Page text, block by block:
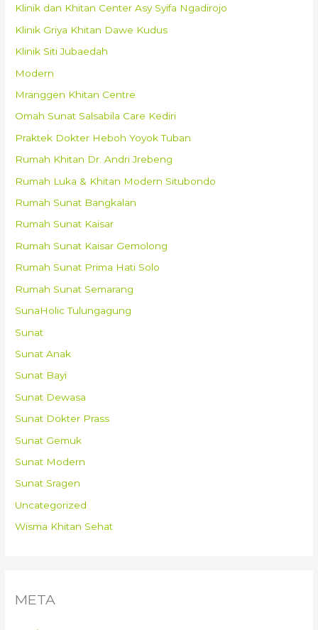
Klinik dan Khitan Center Asy Syifa Ngadirojo
Klinik Griya Khitan Dawe Kudus
Klinik Siti Jubaedah
Modern
Mranggen Khitan Centre
Omah Sunat Salsabila Care Kediri
Praktek Dokter Heboh Yoyok Tuban
Rumah Khitan Dr. Andri Jrebeng
Rumah Luka & Khitan Modern Situbondo
Rumah Sunat Bangkalan
Rumah Sunat Kaisar
Rumah Sunat Kaisar Gemolong
Rumah Sunat Prima Hati Solo
Rumah Sunat Semarang
SunaHolic Tulungagung
Sunat
Sunat Anak
Sunat Bayi
Sunat Dewasa
Sunat Dokter Prass
Sunat Gemuk
Sunat Modern
Sunat Sragen
Uncategorized
Wisma Khitan Sehat
META